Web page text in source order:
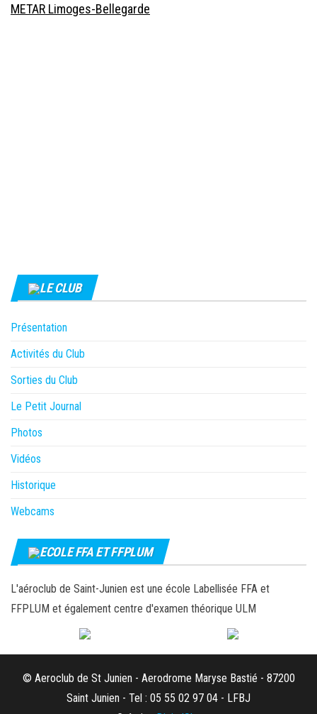
METAR Limoges-Bellegarde
LE CLUB
Présentation
Activités du Club
Sorties du Club
Le Petit Journal
Photos
Vidéos
Historique
Webcams
ECOLE FFA ET FFPLUM
L'aéroclub de Saint-Junien est une école Labellisée FFA et
FFPLUM et également centre d'examen théorique ULM
© Aeroclub de St Junien - Aerodrome Maryse Bastié - 87200
Saint Junien - Tel : 05 55 02 97 04 - LFBJ